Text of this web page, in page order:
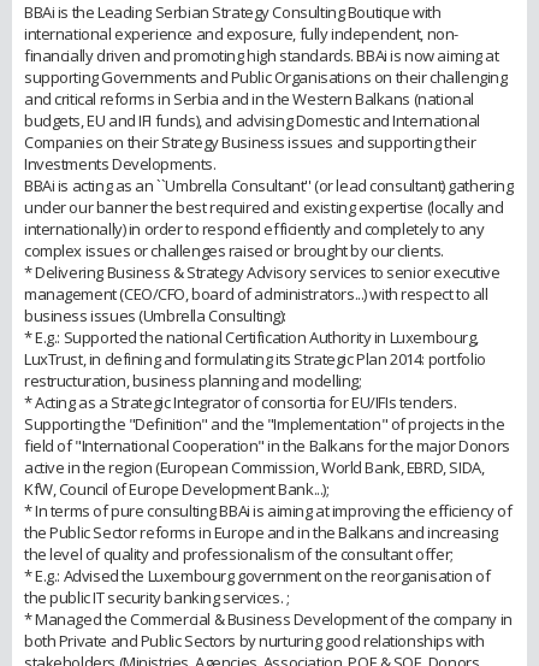
BBAi is the Leading Serbian Strategy Consulting Boutique with
international experience and exposure, fully independent, non-
financially driven and promoting high standards. BBAi is now aiming at
supporting Governments and Public Organisations on their challenging
and critical reforms in Serbia and in the Western Balkans (national
budgets, EU and IFI funds), and advising Domestic and International
Companies on their Strategy Business issues and supporting their
Investments Developments.
BBAi is acting as an ``Umbrella Consultant'' (or lead consultant) gathering
under our banner the best required and existing expertise (locally and
internationally) in order to respond efficiently and completely to any
complex issues or challenges raised or brought by our clients.
* Delivering Business & Strategy Advisory services to senior executive
management (CEO/CFO, board of administrators...) with respect to all
business issues (Umbrella Consulting):
* E.g.: Supported the national Certification Authority in Luxembourg,
LuxTrust, in defining and formulating its Strategic Plan 2014: portfolio
restructuration, business planning and modelling;
* Acting as a Strategic Integrator of consortia for EU/IFIs tenders.
Supporting the "Definition" and the "Implementation" of projects in the
field of "International Cooperation" in the Balkans for the major Donors
active in the region (European Commission, World Bank, EBRD, SIDA,
KfW, Council of Europe Development Bank...);
* In terms of pure consulting BBAi is aiming at improving the efficiency of
the Public Sector reforms in Europe and in the Balkans and increasing
the level of quality and professionalism of the consultant offer;
* E.g.: Advised the Luxembourg government on the reorganisation of
the public IT security banking services. ;
* Managed the Commercial & Business Development of the company in
both Private and Public Sectors by nurturing good relationships with